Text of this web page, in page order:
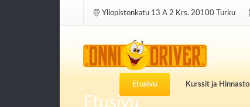
Yliopistonkatu 13 A 2 Krs. 20100 Turku
Etusivu Kurssit ja Hinnasto
Etusivu